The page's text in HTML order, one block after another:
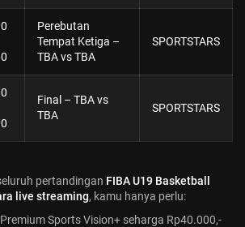
Perebutan
Tempat Ketiga –
TBA vs TBA
SPORTSTARS
Final – TBA vs
TBA
SPORTSTARS
pertandingan FIBA U19 Basketball
live streaming, kamu hanya perlu:
Sports Vision+ seharga Rp40.000,-